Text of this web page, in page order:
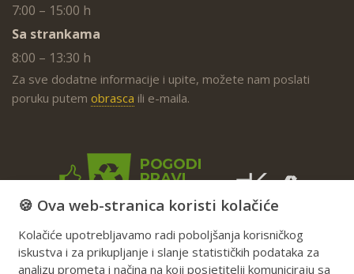
Radno vrijeme
7:00 – 15:00 h
Sa strankama
8:00 – 13:30 h
Za sve dodatne informacije i upite, možete nam poslati
🍪 Ova web-stranica koristi kolačiće
Kolačiće upotrebljavamo radi poboljšanja korisničkog
iskustva i za prikupljanje i slanje statističkih podataka za
analizu prometa i načina na koji posjetitelji komuniciraju sa